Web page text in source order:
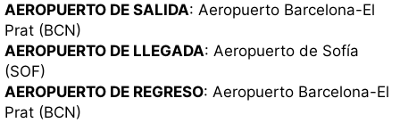
AEROPUERTO DE SALIDA: Aeropuerto Barcelona-El
Prat (BCN)
AEROPUERTO DE LLEGADA: Aeropuerto de Sofía
(SOF)
AEROPUERTO DE REGRESO: Aeropuerto Barcelona-El
Prat (BCN)